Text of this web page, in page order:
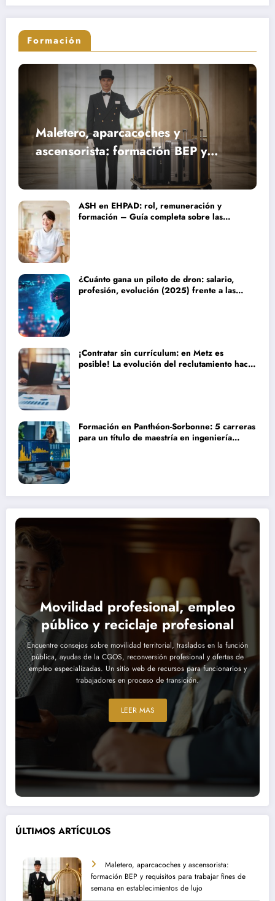
Formación
Maletero, aparcacoches y
ascensorista: formación BEP y
requisitos para trabajar fines de
semana en establecimientos de lujo
ASH en EHPAD: rol, remuneración y
formación – Guía completa sobre las
¿Cuánto gana un piloto de dron: salario,
profesión, evolución (2025) frente a las
¡Contratar sin currículum: en Metz es
posible! La evolución del reclutamiento hacia
Formación en Panthéon-Sorbonne: 5 carreras
para un título de maestría en ingeniería
Movilidad profesional, empleo
público y reciclaje profesional
Encuentre consejos sobre movilidad territorial, traslados en la función
pública, ayudas de la CGOS, reconversión profesional y ofertas de
empleo especializadas. Un sitio web de recursos para funcionarios y
trabajadores en proceso de transición.
LEER MAS
ÚLTIMOS ARTÍCULOS
Maletero, aparcacoches y ascensorista:
formación BEP y requisitos para trabajar fines de
semana en establecimientos de lujo